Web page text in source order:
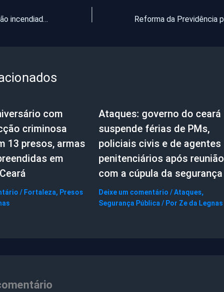
Sob ataque, ônibus são incendiados na noite desta segunda-feira em Fortaleza
com
criminosa
13 presos, armas
em
/ Fortaleza, Presos
Ataques: governo do ceará
suspende férias de PMs,
policiais civis e de agentes
penitenciários após reunião
com a cúpula da segurança
Deixe um comentário /Ataques,
Segurança Pública/ Por Ze da Legnas